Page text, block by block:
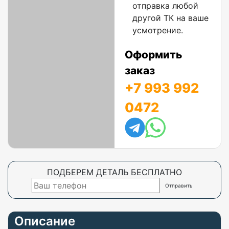
отправка любой
другой ТК на ваше
усмотрение.
Оформить
заказ
+7 993 992
0472
ПОДБЕРЕМ ДЕТАЛЬ БЕСПЛАТНО
Описание